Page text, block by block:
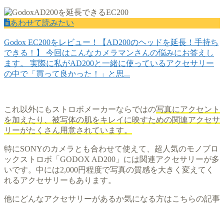
あわせて読みたい
Godox EC200をレビュー！【AD200のヘッドを延長！手持ち
できる！】
今回はこんなカメラマンさんの悩みにお答えし
ます。 実際に私がAD200と一緒に使っているアクセサリー
の中で「買って良かった！」と思...
これ以外にもストロボメーカーならではの写真にアクセント
を加えたり、被写体の肌をキレイに映すための関連アクセサ
リーがたくさん用意されています。
特にSONYのカメラとも合わせて使えて、超人気のモノブロ
ックストロボ「GODOX AD200」には関連アクセサリーが多
いです。中には2,000円程度で写真の質感を大きく変えてく
れるアクセサリーもあります。
他にどんなアクセサリーがあるか気になる方はこちらの記事